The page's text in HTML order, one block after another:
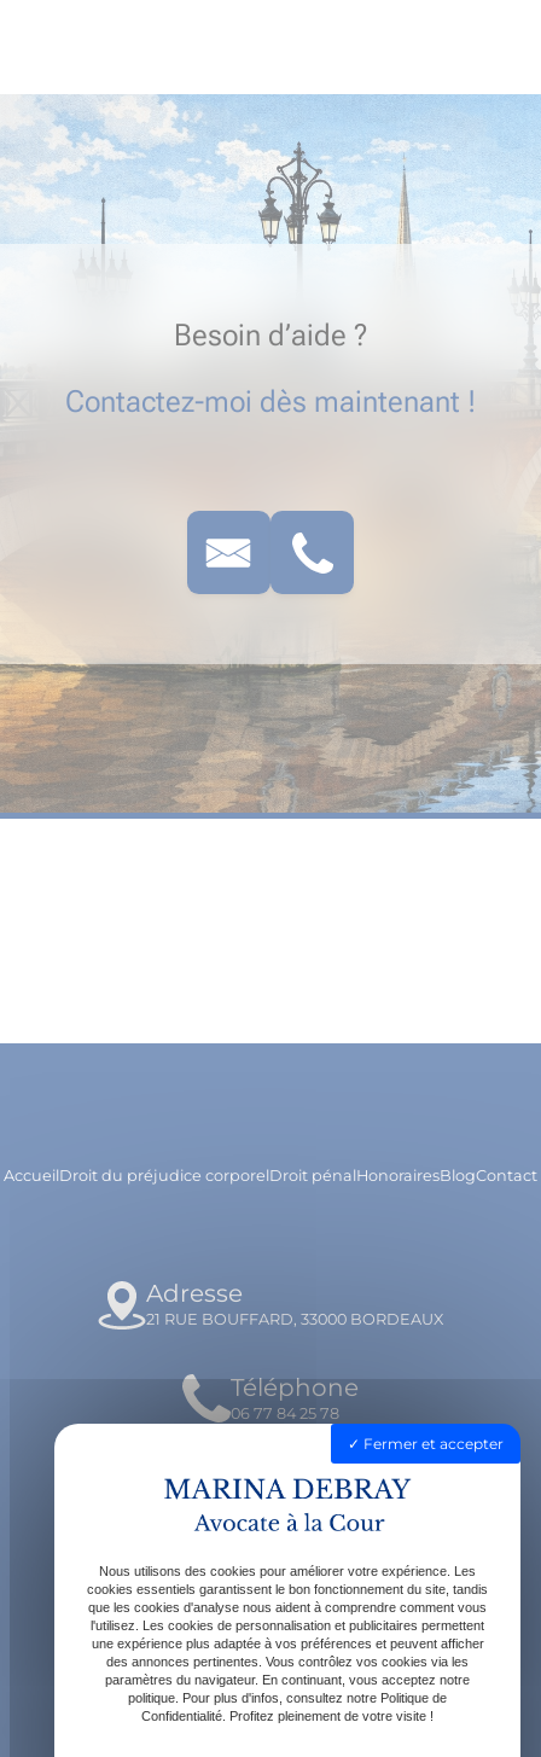
Besoin d’aide ?
Contactez-moi dès maintenant !
AccueilDroit du préjudice corporelDroit pénalHonorairesBlogContact
Adresse
21 RUE BOUFFARD, 33000 BORDEAUX
Téléphone
06 77 84 25 78
Email
contact@avocatdebray.fr
Horaires
Lundi - Vendredi : 9h - 19h
Fermer et accepter
Nous utilisons des cookies pour améliorer votre expérience. Les
cookies essentiels garantissent le bon fonctionnement du site, tandis
que les cookies d'analyse nous aident à comprendre comment vous
l'utilisez. Les cookies de personnalisation et publicitaires permettent
une expérience plus adaptée à vos préférences et peuvent afficher
des annonces pertinentes. Vous contrôlez vos cookies via les
paramètres du navigateur. En continuant, vous acceptez notre
politique. Pour plus d'infos, consultez notre Politique de
Confidentialité. Profitez pleinement de votre visite !